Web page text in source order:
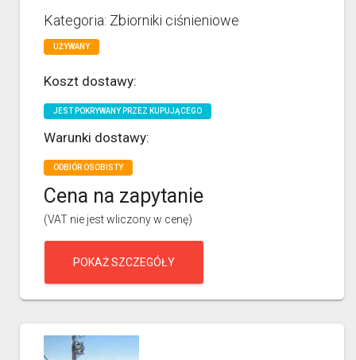
Kategoria: Zbiorniki ciśnieniowe
UŻYWANY
Koszt dostawy:
JEST POKRYWANY PRZEZ KUPUJĄCEGO
Warunki dostawy:
ODBIÓR OSOBISTY
Cena na zapytanie
(VAT nie jest wliczony w cenę)
POKAŻ SZCZEGÓŁY